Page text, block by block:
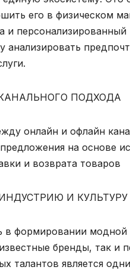
его в физическом
и
ПОДХОДА
онлайн и офлайн
на основе
и возврата товаров
И КУЛЬТУРУ
формировании модной
бренды, так и
талантов является